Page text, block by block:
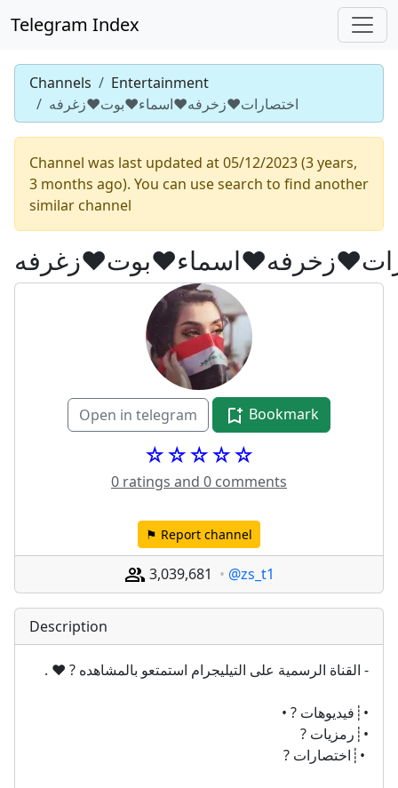
Telegram Index
Channels
Entertainment
اختصارات♥️زخرفه♥️اسماء♥️بوت♥️زغرفه
Channel was last updated at 05/12/2023 (3 years,
3 months ago). You can use search to find another
similar channel
Open in telegram Bookmark
☆☆☆☆☆
0 ratings and 0 comments
⚑ Report channel
3,039,681 @zs_t1
Description
- القناة الرسمية على التيليجرام استمتعو بالمشاهده ? ♥️ .
•┊فيديوهات ? •
•┊رمزيات ?